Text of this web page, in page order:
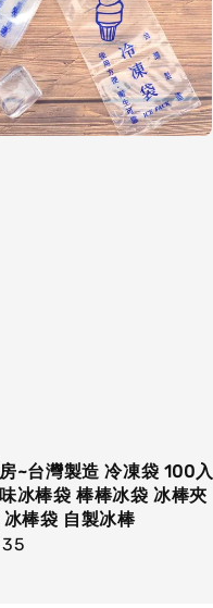
~台灣製造 冷凍袋 100入
冰棒袋 棒棒冰袋 冰棒夾
冰棒袋 自製冰棒
35